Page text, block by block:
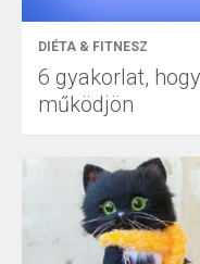
DIÉTA & FITNESZ
6 gyakorlat,
működjön